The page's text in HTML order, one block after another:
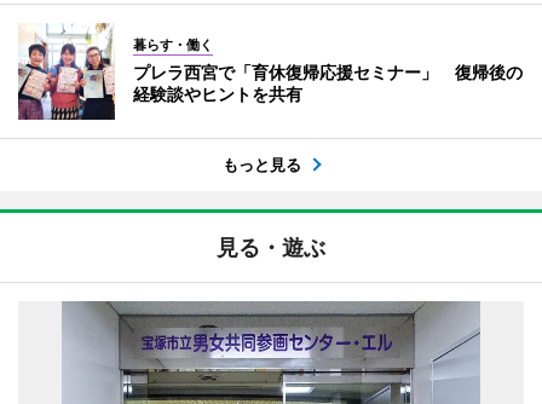
暮らす・働く
プレラ西宮で「育休復帰応援セミナー」 復帰後の
経験談やヒントを共有
もっと見る
見る・遊ぶ